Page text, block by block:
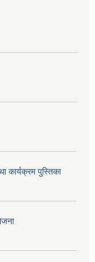
कार्यक्रम पुस्तिका